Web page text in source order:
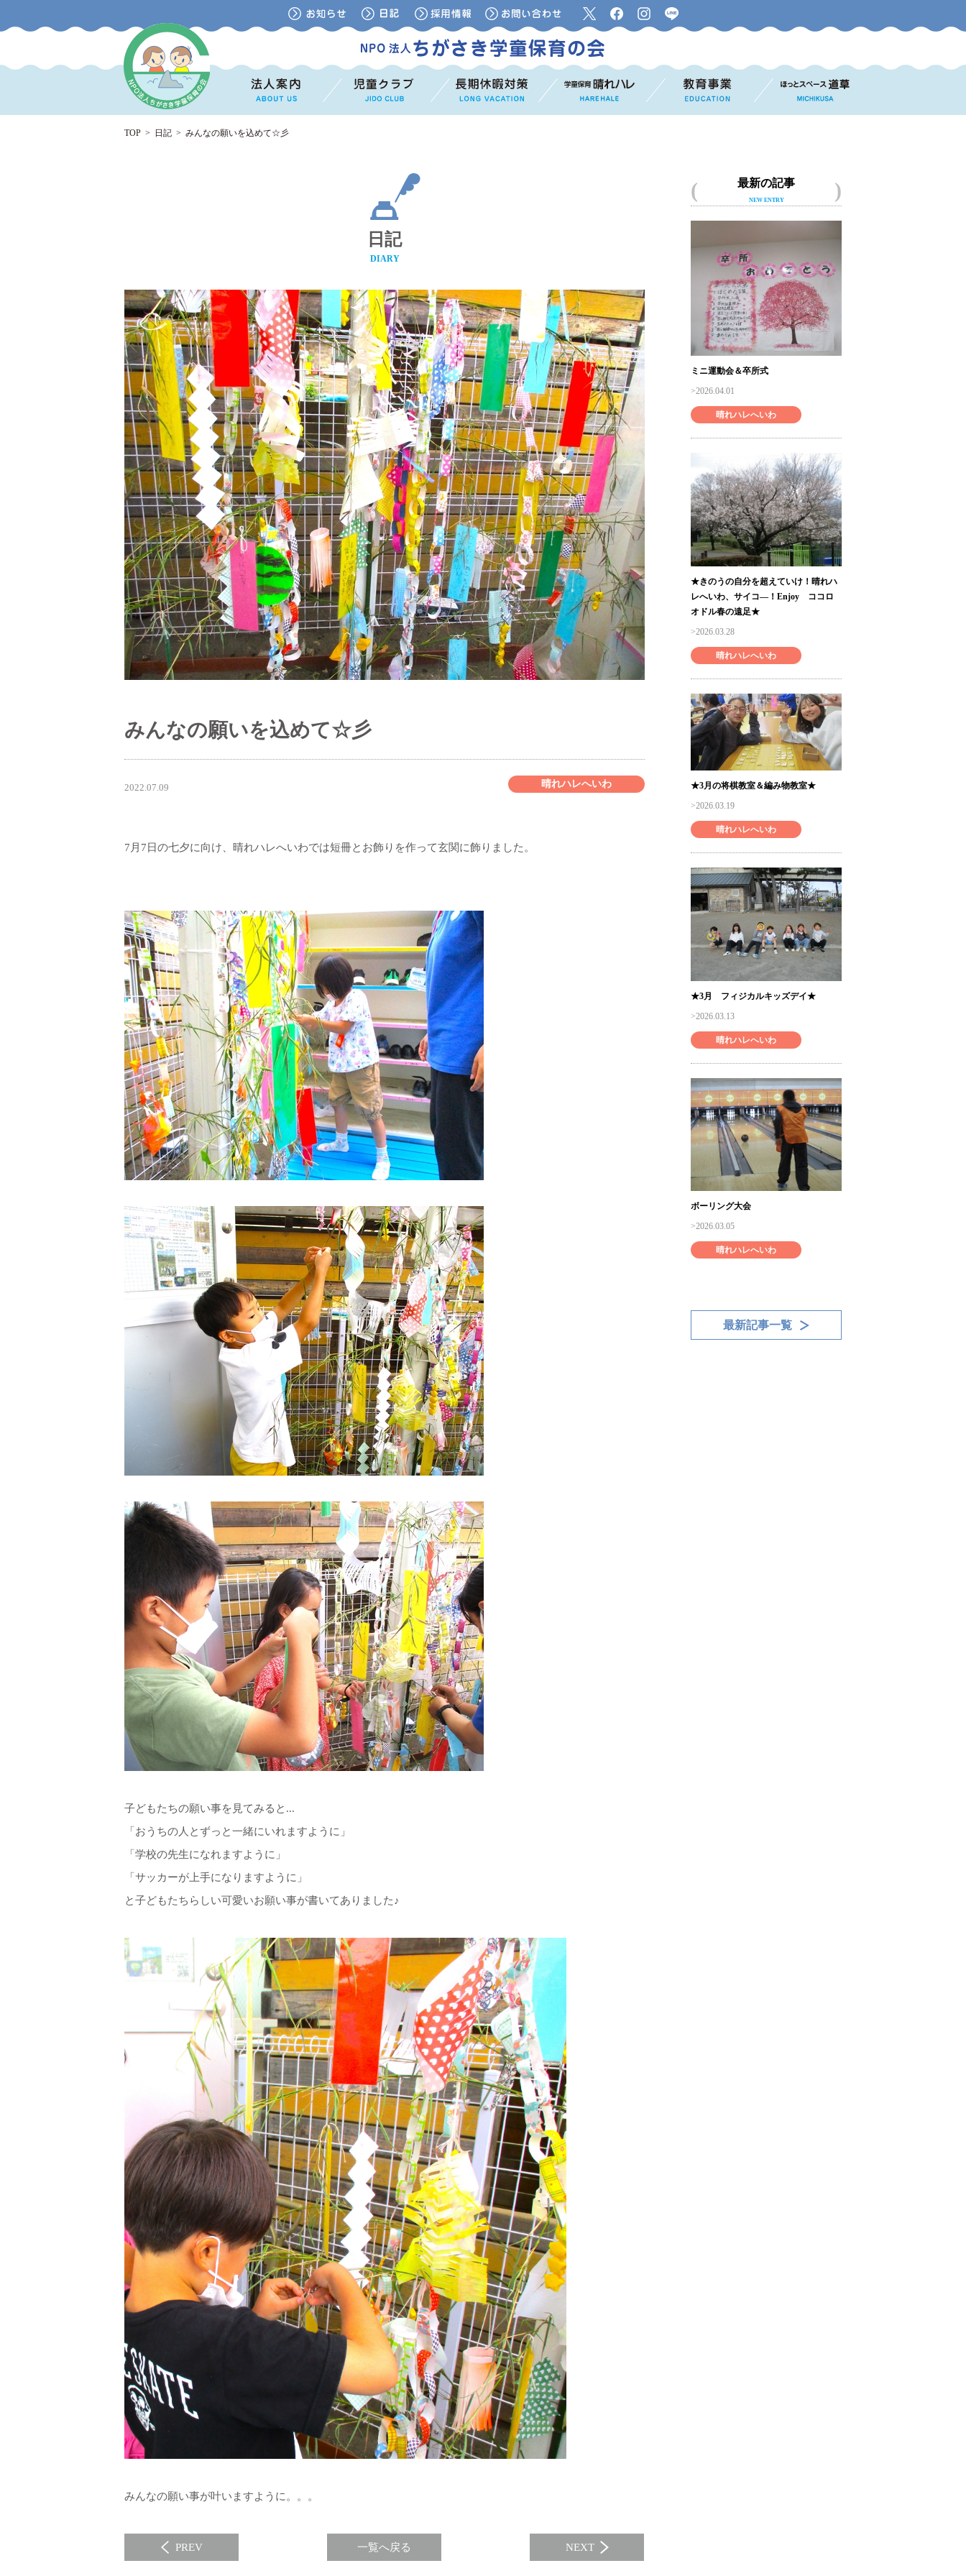
TOP > 日記 > みんなの願いを込めて☆彡
日記
DIARY
みんなの願いを込めて☆彡
2022.07.09 晴れハレへいわ
7月7日の七夕に向け、晴れハレへいわでは短冊とお飾りを作って玄関に飾りました。
子どもたちの願い事を見てみると...
「おうちの人とずっと一緒にいれますように」
「学校の先生になれますように」
「サッカーが上手になりますように」
と子どもたちらしい可愛いお願い事が書いてありました♪
みんなの願い事が叶いますように。。。
PREV 一覧へ戻る NEXT
最新の記事
NEW ENTRY
ミニ運動会＆卒所式
2026.04.01
晴れハレへいわ
★きのうの自分を超えていけ！晴れハ
レへいわ、サイコ―！Enjoy ココロ
オドル春の遠足★
2026.03.28
晴れハレへいわ
★3月の将棋教室＆編み物教室★
2026.03.19
晴れハレへいわ
★3月 フィジカルキッズデイ★
2026.03.13
晴れハレへいわ
ボーリング大会
2026.03.05
晴れハレへいわ
最新記事一覧